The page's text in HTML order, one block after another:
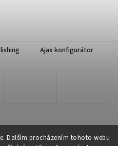
Dalším procházením tohoto webu
Ajax konfigurátor